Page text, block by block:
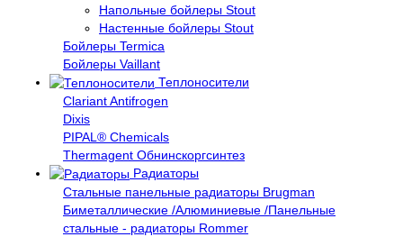
Напольные бойлеры Stout
Настенные бойлеры Stout
Бойлеры Termica
Бойлеры Vaillant
Теплоносители
Clariant Antifrogen
Dixis
PIPAL® Chemicals
Thermagent Обнинскоргсинтез
Радиаторы
Стальные панельные радиаторы Brugman
Биметаллические /Алюминиевые /Панельные
стальные - радиаторы Rommer